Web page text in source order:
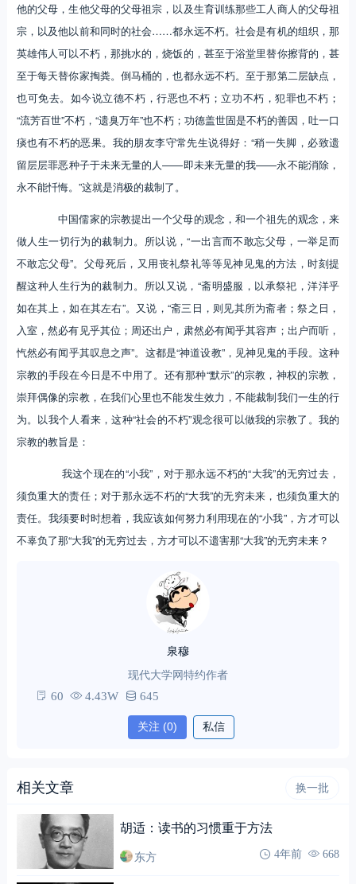
他的父母，生他父母的父母祖宗，以及生育训练那些工人商人的父母祖
宗，以及他以前和同时的社会……都永远不朽。社会是有机的组织，那
英雄伟人可以不朽，那挑水的，烧饭的，甚至于浴堂里替你擦背的，甚
至于每天替你家掏粪。倒马桶的，也都永远不朽。至于那第二层缺点，
也可免去。如今说立德不朽，行恶也不朽；立功不朽，犯罪也不朽；
“流芳百世”不朽，“遗臭万年”也不朽；功德盖世固是不朽的善因，吐一口
痰也有不朽的恶果。我的朋友李守常先生说得好：“稍一失脚，必致遗
留层层罪恶种子于未来无量的人——即未来无量的我——永不能消除，
永不能忏悔。”这就是消极的裁制了。
中国儒家的宗教提出一个父母的观念，和一个祖先的观念，来
做人生一切行为的裁制力。所以说，“一出言而不敢忘父母，一举足而
不敢忘父母”。父母死后，又用丧礼祭礼等等见神见鬼的方法，时刻提
醒这种人生行为的裁制力。所以又说，“斋明盛服，以承祭祀，洋洋乎
如在其上，如在其左右”。又说，“斋三日，则见其所为斋者；祭之日，
入室，然必有见乎其位；周还出户，肃然必有闻乎其容声；出户而听，
忾然必有闻乎其叹息之声”。这都是“神道设教”，见神见鬼的手段。这种
宗教的手段在今日是不中用了。还有那种“默示”的宗教，神权的宗教，
崇拜偶像的宗教，在我们心里也不能发生效力，不能裁制我们一生的行
为。以我个人看来，这种“社会的不朽”观念很可以做我的宗教了。我的
宗教的教旨是：
我这个现在的“小我”，对于那永远不朽的“大我”的无穷过去，
须负重大的责任；对于那永远不朽的“大我”的无穷未来，也须负重大的
责任。我须要时时想着，我应该如何努力利用现在的“小我”，方才可以
不辜负了那“大我”的无穷过去，方才可以不遗害那“大我”的无穷未来？
泉穆
现代大学网特约作者
60 4.43W 645
关注 (0) 私信
相关文章 换一批
胡适：读书的习惯重于方法
东方 4年前 668